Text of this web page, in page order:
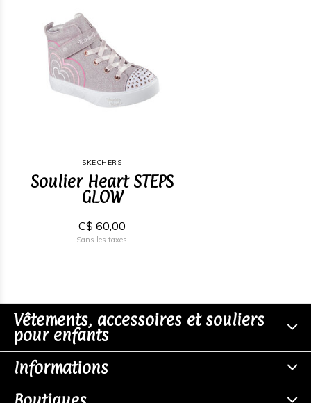
SKECHERS
Soulier Heart STEPS
GLOW
C$ 60,00
Sans les taxes
Vêtements, accessoires et souliers
pour enfants
Informations